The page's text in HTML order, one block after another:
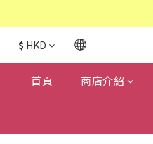
$ HKD
首頁 商店介紹